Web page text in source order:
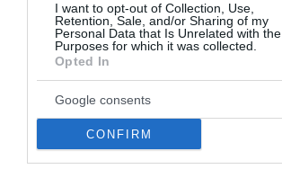
I want to opt-out of Collection, Use,
Retention, Sale, and/or Sharing of my
Personal Data that Is Unrelated with the
Purposes for which it was collected.
Opted In
Google consents
CONFIRM
Γιατί τα «ήρεμα νερά»
Τουρκία αποτελούν το